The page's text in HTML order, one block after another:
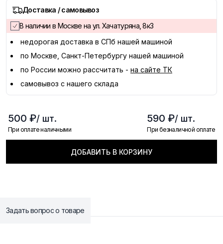
Доставка / самовывоз
В наличии в Москве на ул. Хачатуряна, 8к3
недорогая доставка в СПб нашей машиной
по Москве, Санкт-Петербургу нашей машиной
по России можно рассчитать - на сайте ТК
самовывоз с нашего склада
500 ₽/ шт.
При оплате наличными
590 ₽/ шт.
При безналичной оплате
ДОБАВИТЬ В КОРЗИНУ
Задать вопрос о товаре